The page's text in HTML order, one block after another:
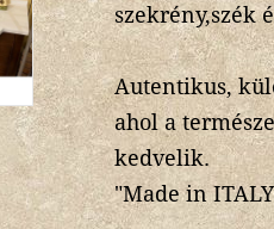
szekrény,szék
Autentikus,
ahol a
kedvelik.
"Made in